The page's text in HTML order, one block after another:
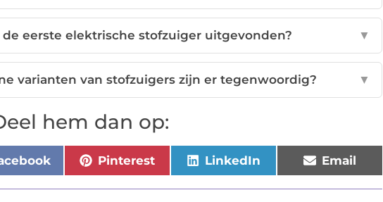
eerste elektrische stofzuiger uitgevonden? ▼
varianten van stofzuigers zijn er tegenwoordig? ▼
hem dan op:
Pinterest LinkedIn Email